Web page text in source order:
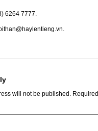
6264 7777.
.
will not be published.